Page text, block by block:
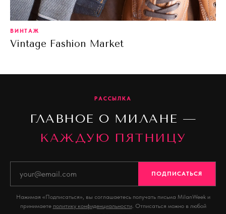
ВИНТАЖ
Vintage Fashion Market
РАССЫЛКА
ГЛАВНОЕ О МИЛАНЕ —
КАЖДУЮ ПЯТНИЦУ
ПОДПИСАТЬСЯ
Нажимая «Подписаться», вы соглашаетесь получать письма MilanWeek и
принимаете политику конфиденциальности. Отписаться можно в любой